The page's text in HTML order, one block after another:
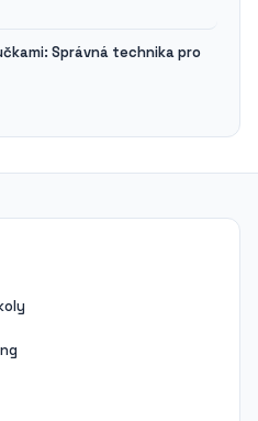
Správná technika pro